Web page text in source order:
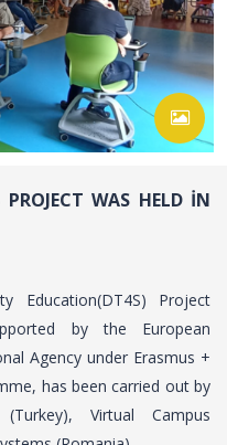
WAS HELD IN
Education(DT4S) Project
by the European
Agency under Erasmus +
has been carried out by
Virtual Campus